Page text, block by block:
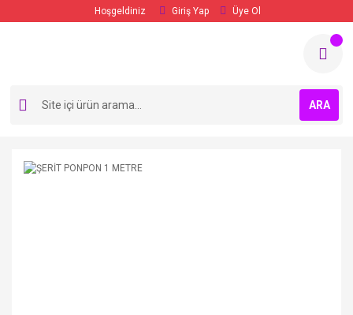
Hoşgeldiniz Giriş Yap Üye Ol
ARA